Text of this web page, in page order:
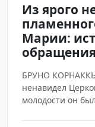
Из ярого
Марии:
БРУНО
ненавидел
молодости он